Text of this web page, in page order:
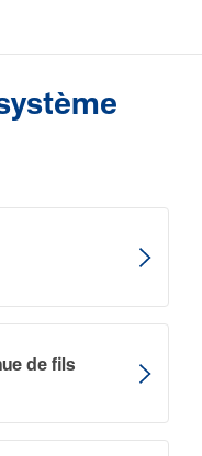
de fils